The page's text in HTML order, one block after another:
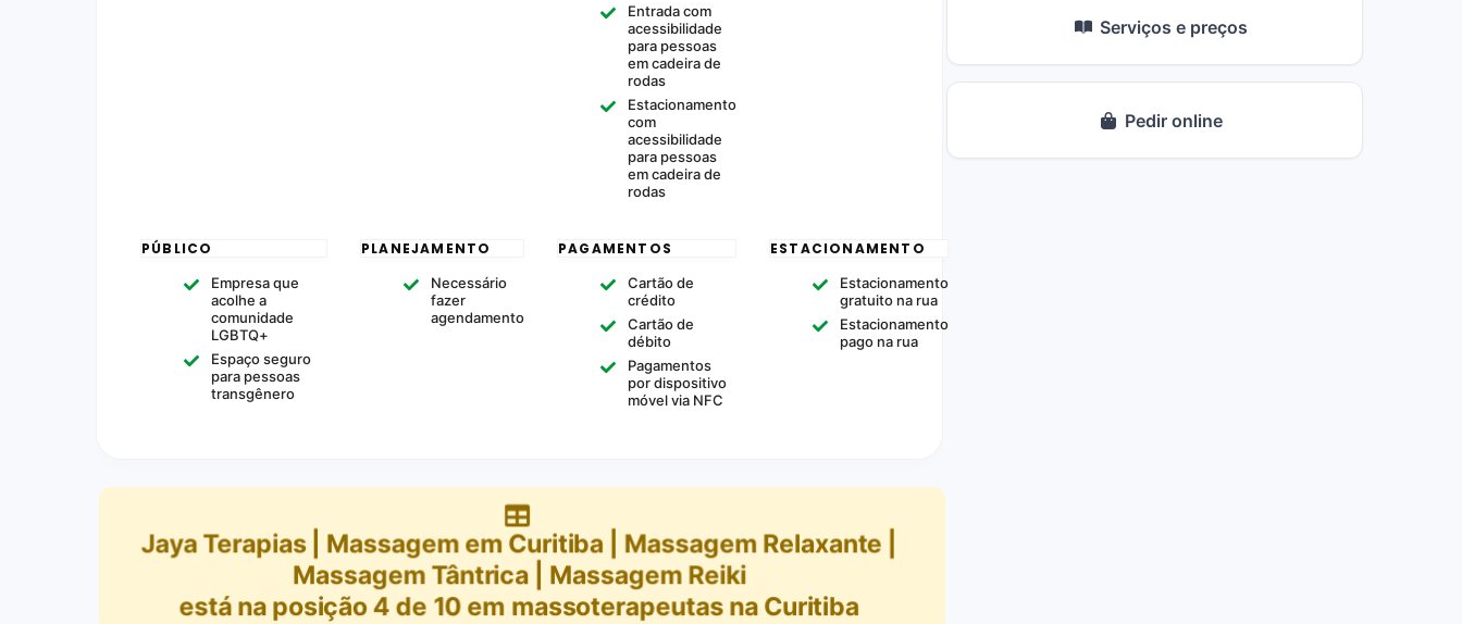
Entrada com
acessibilidade
para pessoas
em cadeira de
rodas
Estacionamento
com
acessibilidade
para pessoas
em cadeira de
rodas
PÚBLICO
Empresa que
acolhe a
comunidade
LGBTQ+
Espaço seguro
para pessoas
transgênero
PLANEJAMENTO
Necessário
fazer
agendamento
PAGAMENTOS
Cartão de
crédito
Cartão de
débito
Pagamentos
por dispositivo
móvel via NFC
ESTACIONAMENTO
Estacionamento
gratuito na rua
Estacionamento
pago na rua
Jaya Terapias | Massagem em Curitiba | Massagem Relaxante |
Massagem Tântrica | Massagem Reiki
está na posição4 de 10 em massoterapeutas na Curitiba
Serviços e preços
Pedir online